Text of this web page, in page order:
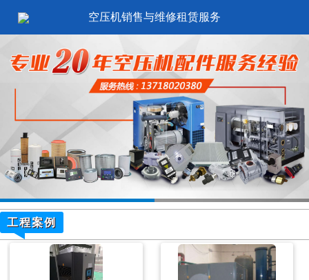
空压机销售与维修租赁服务
工程案例